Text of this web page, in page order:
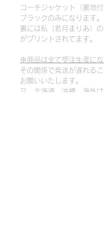
コーチジャケット（裏地付
ブラックのみになります。
裏には私（若月まりあ）
がプリントされてます。
※商品は全て受注生産にな
その関係で発送が遅れる
お願いいたします。
又、北海道、沖縄、海外